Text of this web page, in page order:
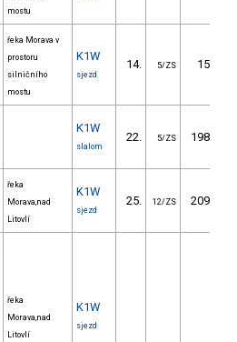
mostu
řeka Morava v
prostoru
silničního
mostu
K1W
sjezd
14. 5/ZS 15.40
K1W
slalom
22. 5/ZS 198.30
řeka
Morava,nad
Litovlí
K1W
sjezd
25. 12/ZS 209.90
řeka
Morava,nad
Litovlí
K1W
sjezd